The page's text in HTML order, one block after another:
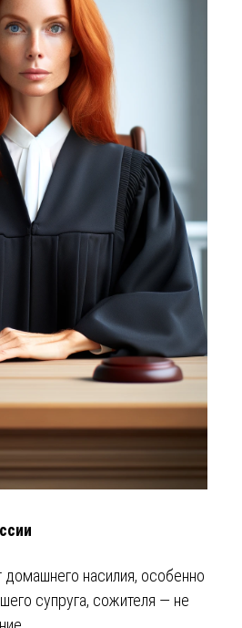
домашнего насилия, особенно
супруга, сожителя — не